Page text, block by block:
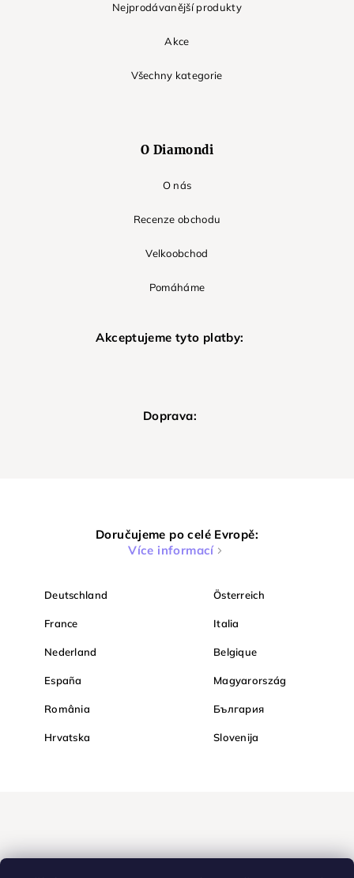
Nejprodávanější produkty
Akce
Všechny kategorie
O Diamondi
O nás
Recenze obchodu
Velkoobchod
Pomáháme
Akceptujeme tyto platby:
Doprava:
Doručujeme po celé Evropě:
Více informací
Deutschland Österreich
France Italia
Nederland Belgique
España Magyarország
România България
Hrvatska Slovenija